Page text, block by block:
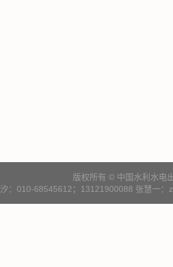
版权所有 © 中国水利水电
：010-68545612；13121900088 张慧一